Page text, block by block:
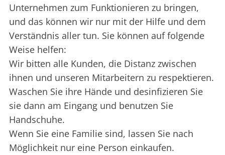
Unternehmen zum Funktionieren zu bringen,
und das können wir nur mit der Hilfe und dem
Verständnis aller tun. Sie können auf folgende
Weise helfen:
Wir bitten alle Kunden, die Distanz zwischen
ihnen und unseren Mitarbeitern zu respektieren.
Waschen Sie ihre Hände und desinfizieren Sie
sie dann am Eingang und benutzen Sie
Handschuhe.
Wenn Sie eine Familie sind, lassen Sie nach
Möglichkeit nur eine Person einkaufen.